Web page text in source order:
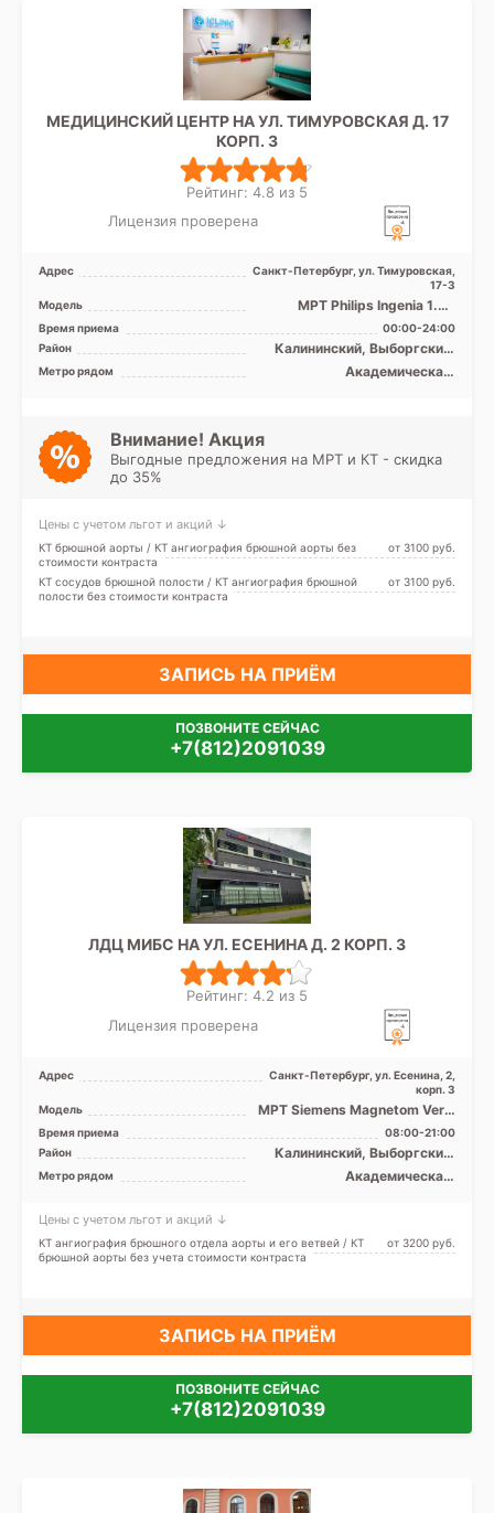
МЕДИЦИНСКИЙ ЦЕНТР НА УЛ. ТИМУРОВСКАЯ Д. 17
КОРП. 3
Рейтинг: 4.8 из 5
Лицензия проверена
Адрес
Санкт-Петербург, ул. Тимуровская,
17-3
Модель
МРТ Philips Ingenia 1.5T
полуоткрытого тип, КТ Philips
Ingenia 128 сре ...
Время приема
00:00-24:00
Район
Калининский, Выборгский,
Кронштадтский, Курортный,
Лен. область
Метро рядом
Академическая,
Просвещения
Внимание! Акция
Выгодные предложения на МРТ и КТ - скидка
до 35%
Цены с учетом льгот и акций ↓
КТ брюшной аорты / КТ ангиография брюшной аорты без
стоимости контраста
от 3100 pуб.
КТ сосудов брюшной полости / КТ ангиография брюшной
полости без стоимости контраста
от 3100 pуб.
ЗАПИСЬ НА ПРИЁМ
ПОЗВОНИТЕ СЕЙЧАС
+7(812)2091039
ЛДЦ МИБС НА УЛ. ЕСЕНИНА Д. 2 КОРП. 3
Рейтинг: 4.2 из 5
Лицензия проверена
Адрес
Санкт-Петербург, ул. Есенина, 2,
корп. 3
Модель
МРТ Siemens Magnetom Verio
3T закрытый тип, КТ Siemens
Biograph 64 рез ...
Время приема
08:00-21:00
Район
Калининский, Выборгский,
Кронштадтский, Курортный,
Приморский, Лен. область
Метро рядом
Академическая,
Парнас, Пионерская,
Площадь Мужества,
Политехническая, Проспект
Цены с учетом льгот и акций ↓
КТ ангиография брюшного отдела аорты и его ветвей / КТ
брюшной аорты без учета стоимости контраста
от 3200 pуб.
ЗАПИСЬ НА ПРИЁМ
ПОЗВОНИТЕ СЕЙЧАС
+7(812)2091039